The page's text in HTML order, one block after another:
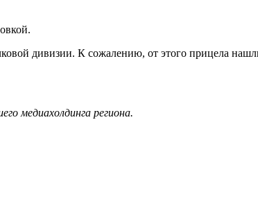
дивизии. К сожалению, от этого прицела
медиахолдинга региона.